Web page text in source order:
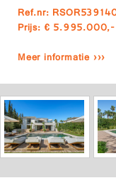
Ref.nr:
Prijs: € 5.995.000,-
Meer informatie ›››